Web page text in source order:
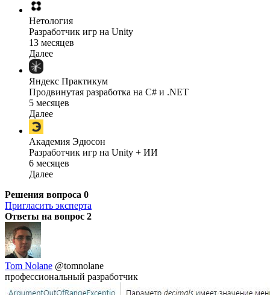
Нетология
Разработчик игр на Unity
13 месяцев
Далее
Яндекс Практикум
Продвинутая разработка на C# и .NET
5 месяцев
Далее
Академия Эдюсон
Разработчик игр на Unity + ИИ
6 месяцев
Далее
Решения вопроса 0
Пригласить эксперта
Ответы на вопрос 2
Tom Nolane @tomnolane
профессиональный разработчик